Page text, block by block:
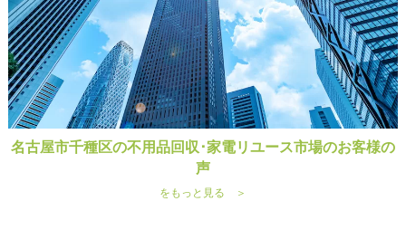
名古屋市千種区の不用品回収･家電リユース市場のお客様の
声
をもっと見る ＞